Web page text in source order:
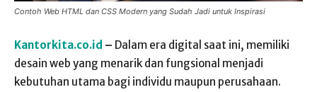
Contoh Web HTML dan CSS Modern yang Sudah Jadi untuk Inspirasi
Kantorkita.co.id – Dalam era digital saat ini, memiliki
desain web yang menarik dan fungsional menjadi
kebutuhan utama bagi individu maupun perusahaan.